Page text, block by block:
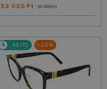
53 000 Ft 67 000 Ft
48/72 -20%